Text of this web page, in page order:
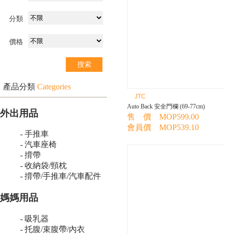
分類
價格
產品分類 Categories
外出用品
- 手推車
- 汽車座椅
- 揹帶
- 收納袋/頸枕
- 揹帶/手推車/汽車配件
媽媽用品
- 吸乳器
- 托腹/束腹帶/內衣
JTC
Auto Back 安全門欄 (69-77cm)
售 價 MOP599.00
會員價 MOP539.10